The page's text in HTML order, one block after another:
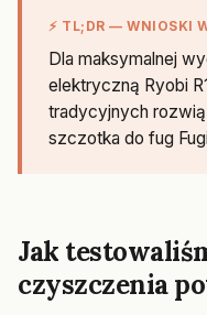
⚡ TL;DR — WNIOSKI
Dla maksymalnej
elektryczną Ryobi
tradycyjnych
szczotka do fug
Jak
czyszczenia